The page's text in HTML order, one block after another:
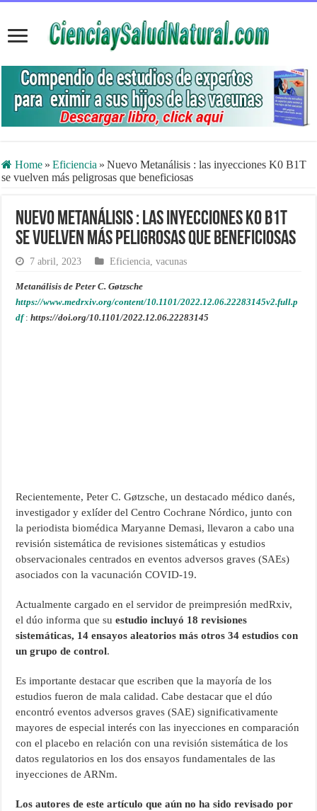
Home » Eficiencia » Nuevo Metanálisis : las inyecciones K0 B1T
se vuelven más peligrosas que beneficiosas
Nuevo Metanálisis : las inyecciones K0 B1T
se vuelven más peligrosas que beneficiosas
7 abril, 2023 Eficiencia ,vacunas
Metanálisis de Peter C. Gøtzsche
https://www.medrxiv.org/content/10.1101/2022.12.06.22283145v2.full.p
df:https://doi.org/10.1101/2022.12.06.22283145
Recientemente, Peter C. Gøtzsche, un destacado médico danés,
investigador y exlíder del Centro Cochrane Nórdico, junto con
la periodista biomédica Maryanne Demasi, llevaron a cabo una
revisión sistemática de revisiones sistemáticas y estudios
observacionales centrados en eventos adversos graves (SAEs)
asociados con la vacunación COVID-19.
Actualmente cargado en el servidor de preimpresión medRxiv,
el dúo informa que suestudio incluyó 18 revisiones
sistemáticas, 14 ensayos aleatorios más otros 34 estudios con
un grupo de control.
Es importante destacar que escriben que la mayoría de los
estudios fueron de mala calidad. Cabe destacar que el dúo
encontró eventos adversos graves (SAE) significativamente
mayores de especial interés con las inyecciones en comparación
con el placebo en relación con una revisión sistemática de los
datos regulatorios en los dos ensayos fundamentales de las
inyecciones de ARNm.
Los autores de este artículo que aún no ha sido revisado por